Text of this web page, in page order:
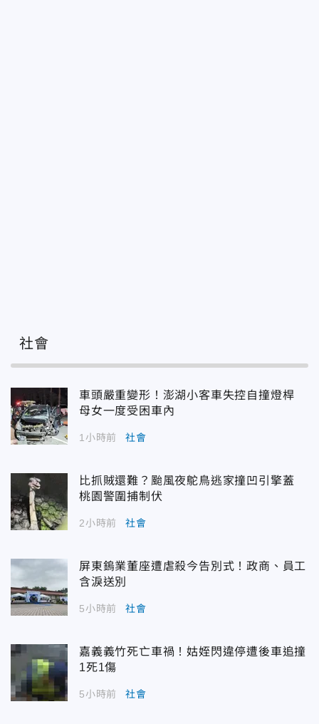
社會
車頭嚴重變形！澎湖小客車失控自撞燈桿
母女一度受困車內
1小時前 社會
比抓賊還難？颱風夜鴕鳥逃家撞凹引擎蓋
桃園警圍捕制伏
2小時前 社會
屏東鎢業董座遭虐殺今告別式！政商、員工
含淚送別
5小時前 社會
嘉義義竹死亡車禍！姑姪閃違停遭後車追撞
1死1傷
5小時前 社會